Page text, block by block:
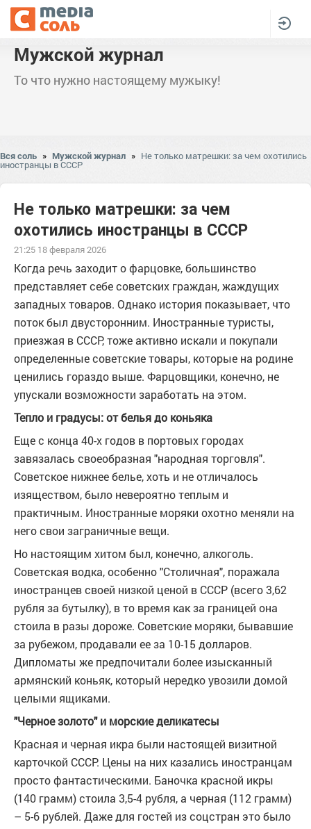
Мужской журнал
То что нужно настоящему мужыку!
Вся соль » Мужской журнал » Не только матрешки: за чем охотились
иностранцы в СССР
Не только матрешки: за чем
охотились иностранцы в СССР
21:25 18 февраля 2026
Когда речь заходит о фарцовке, большинство
представляет себе советских граждан, жаждущих
западных товаров. Однако история показывает, что
поток был двусторонним. Иностранные туристы,
приезжая в СССР, тоже активно искали и покупали
определенные советские товары, которые на родине
ценились гораздо выше. Фарцовщики, конечно, не
упускали возможности заработать на этом.
Тепло и градусы: от белья до коньяка
Еще с конца 40-х годов в портовых городах
завязалась своеобразная "народная торговля".
Советское нижнее белье, хоть и не отличалось
изяществом, было невероятно теплым и
практичным. Иностранные моряки охотно меняли на
него свои заграничные вещи.
Но настоящим хитом был, конечно, алкоголь.
Советская водка, особенно "Столичная", поражала
иностранцев своей низкой ценой в СССР (всего 3,62
рубля за бутылку), в то время как за границей она
стоила в разы дороже. Советские моряки, бывавшие
за рубежом, продавали ее за 10-15 долларов.
Дипломаты же предпочитали более изысканный
армянский коньяк, который нередко увозили домой
целыми ящиками.
"Черное золото" и морские деликатесы
Красная и черная икра были настоящей визитной
карточкой СССР. Цены на них казались иностранцам
просто фантастическими. Баночка красной икры
(140 грамм) стоила 3,5-4 рубля, а черная (112 грамм)
– 5-6 рублей. Даже для гостей из соцстран это было